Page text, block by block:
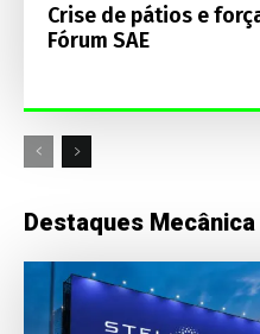
Crise de pátios e
Fórum SAE
Destaques Mecânica